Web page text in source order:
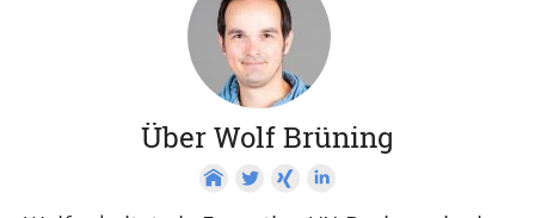
Über Wolf Brüning